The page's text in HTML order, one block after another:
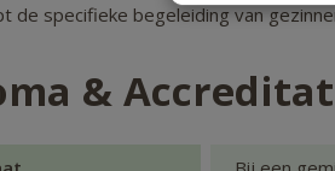
de specifieke begeleiding van
&